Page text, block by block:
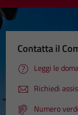
Contatta il
Leggi le
Richiedi
Numero